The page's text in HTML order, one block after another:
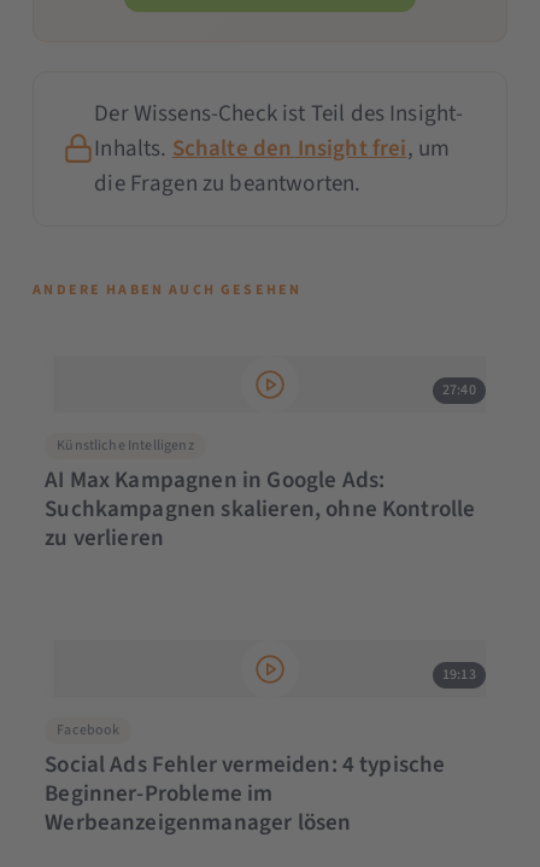
Der Wissens-Check ist Teil des Insight-
Inhalts. Schalte den Insight frei, um
die Fragen zu beantworten.
ANDERE HABEN AUCH GESEHEN
27:40
Künstliche Intelligenz
AI Max Kampagnen in Google Ads:
Suchkampagnen skalieren, ohne Kontrolle
zu verlieren
19:13
Facebook
Social Ads Fehler vermeiden: 4 typische
Beginner-Probleme im
Werbeanzeigenmanager lösen